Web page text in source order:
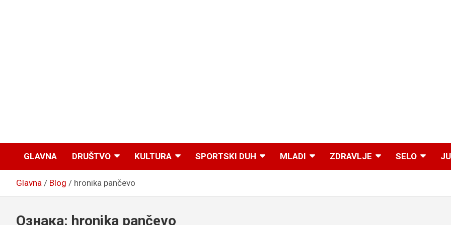
GLAVNA DRUŠTVO KULTURA SPORTSKI DUH MLADI ZDRAVLJE SELO
Glavna Blog hronika pančevo
Ознака: hronika pančevo